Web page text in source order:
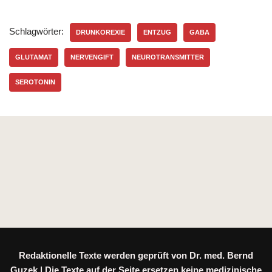
Schlagwörter: DRUNKOREXIE ENTZUG GABA
GLUTAMAT NERVENGIFT NEUROTRANSMITTER
SEROTONIN
Redaktionelle Texte werden geprüft von Dr. med. Bernd
Guzek | Die Texte auf der Seite ersetzen keine medizinische